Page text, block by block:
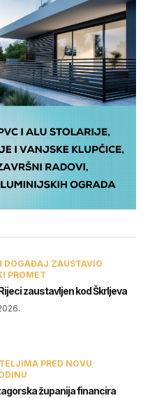
DOGAĐAJ ZAUSTAVIO
PROMET
zaustavljen kod Škrljeva
PRED NOVU
županija financira